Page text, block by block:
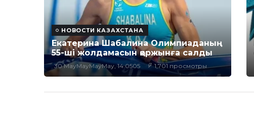
НОВОСТИ КАЗАХСТАНА
Екатерина Шабалина Олимпиаданың
55-ші жолдамасын қоржынға салды
30 MayMayMayMay, 14:0505 1,701 просмотры